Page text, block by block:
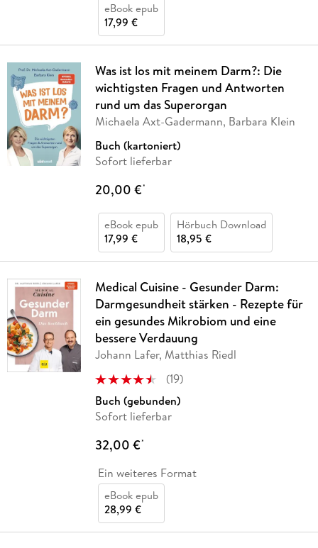
eBook epub
17,99 €
Was ist los mit meinem Darm?: Die
wichtigsten Fragen und Antworten
rund um das Superorgan
Michaela Axt-Gadermann, Barbara Klein
Buch (kartoniert)
Sofort lieferbar
20,00 €*
eBook epub
17,99 €
Hörbuch Download
18,95 €
Medical Cuisine - Gesunder Darm:
Darmgesundheit stärken - Rezepte für
ein gesundes Mikrobiom und eine
bessere Verdauung
Johann Lafer, Matthias Riedl
(19)
Buch (gebunden)
Sofort lieferbar
32,00 €*
Ein weiteres Format
eBook epub
28,99 €